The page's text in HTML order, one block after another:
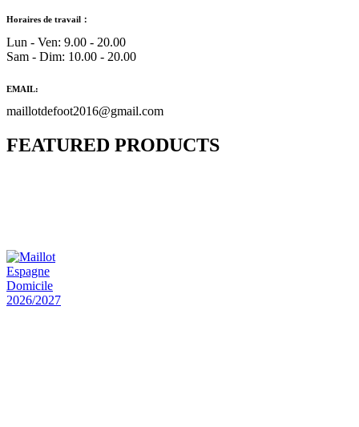
Horaires de travail：
Lun - Ven: 9.00 - 20.00
Sam - Dim: 10.00 - 20.00
EMAIL:
maillotdefoot2016@gmail.com
FEATURED PRODUCTS